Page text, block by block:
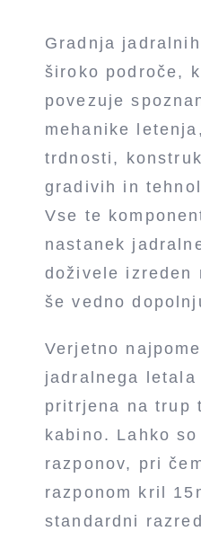
Gradnja
široko področe,
povezuje
mehanike
trdnosti,
gradivih in
Vse te
nastanek
doživele izreden
še vedno
Verjetno
jadralnega
pritrjena na trup
kabino. Lahko
razponov, pri
razponom kril
standardni